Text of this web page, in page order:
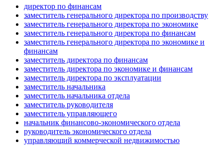
директор по финансам
заместитель генерального директора по производству
заместитель генерального директора по экономике
заместитель генерального директора по финансам
заместитель генерального директора по экономике и
финансам
заместитель директора по финансам
заместитель директора по экономике и финансам
заместитель директора по эксплуатации
заместитель начальника
заместитель начальника отдела
заместитель руководителя
заместитель управляющего
начальник финансово-экономического отдела
руководитель экономического отдела
управляющий коммерческой недвижимостью